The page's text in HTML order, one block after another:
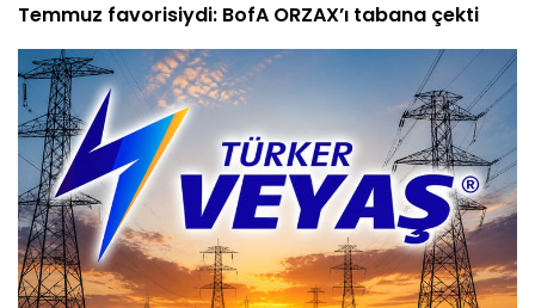
Temmuz favorisiydi: BofA ORZAX’ı tabana çekti